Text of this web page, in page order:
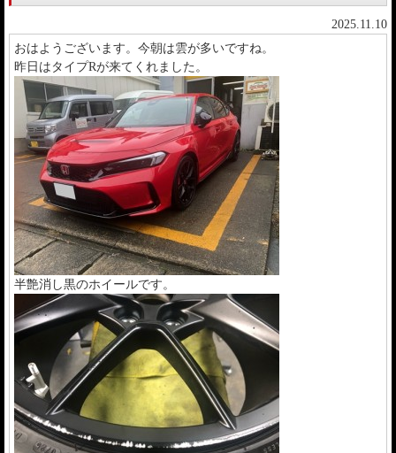
2025.11.10
おはようございます。今朝は雲が多いですね。
昨日はタイプRが来てくれました。
半艶消し黒のホイールです。